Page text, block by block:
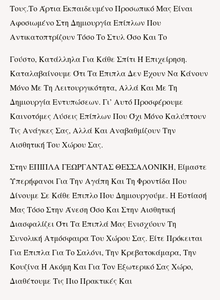
Τους.Το Άρτια Εκπαιδευμένο Προσωπικό Μας Είναι
Αφοσιωμένο Στη Δημιουργία Επίπλων Που
Αντικατοπτρίζουν Τόσο Το Στυλ Όσο Και Το
Γούστο, Κατάλληλα Για Κάθε Σπίτι Ή Επιχείρηση.
Καταλαβαίνουμε Ότι Τα Έπιπλα Δεν Έχουν Να Κάνουν
Μόνο Με Τη Λειτουργικότητα, Αλλά Και Με Τη
Δημιουργία Εντυπώσεων. Γι’ Αυτό Προσφέρουμε
Καινοτόμες Λύσεις Επίπλων Που Όχι Μόνο Καλύπτουν
Τις Ανάγκες Σας, Αλλά Και Αναβαθμίζουν Την
Αισθητική Του Χώρου Σας.
Στην ΕΠΙΠΛΑ ΓΕΩΡΓΑΝΤΑΣ ΘΕΣΣΑΛΟΝΙΚΗ, Είμαστε
Υπερήφανοι Για Την Αγάπη Και Τη Φροντίδα Που
Δίνουμε Σε Κάθε Έπιπλο Που Δημιουργούμε. Η Εστίασή
Μας Τόσο Στην Άνεση Όσο Και Στην Αισθητική
Διασφαλίζει Ότι Τα Έπιπλά Μας Ενισχύουν Τη
Συνολική Ατμόσφαιρα Του Χώρου Σας. Είτε Πρόκειται
Για Έπιπλα Για Το Σαλόνι, Την Κρεβατοκάμαρα, Την
Κουζίνα Ή Ακόμη Και Για Τον Εξωτερικό Σας Χώρο,
Διαθέτουμε Τις Πιο Πρακτικές Και